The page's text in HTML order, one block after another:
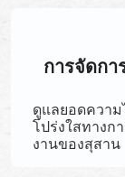
การจัดกา
ดูแลยอดความ
โปร่งใสทางก
งานของสุสาน